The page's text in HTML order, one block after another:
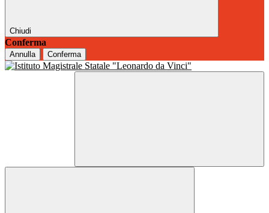
Chiudi
Conferma
Annulla Conferma